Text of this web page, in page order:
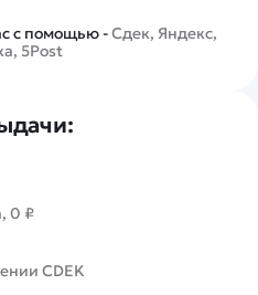
с помощью -Сдек, Яндекс,
5Post
0 ₽
CDEK